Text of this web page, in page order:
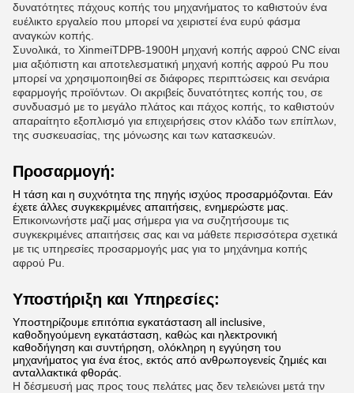
δυνατότητες πάχους κοπής του μηχανήματος το καθιστούν ένα
ευέλικτο εργαλείο που μπορεί να χειριστεί ένα ευρύ φάσμα
αναγκών κοπής.
Συνολικά, το XinmeiTDPB-1900Η μηχανή κοπής αφρού CNC είναι
μια αξιόπιστη και αποτελεσματική μηχανή κοπής αφρού Pu που
μπορεί να χρησιμοποιηθεί σε διάφορες περιπτώσεις και σενάρια
εφαρμογής προϊόντων. Οι ακριβείς δυνατότητες κοπής του, σε
συνδυασμό με το μεγάλο πλάτος και πάχος κοπής, το καθιστούν
απαραίτητο εξοπλισμό για επιχειρήσεις στον κλάδο των επίπλων,
της συσκευασίας, της μόνωσης και των κατασκευών.
Προσαρμογή:
Η τάση και η συχνότητα της πηγής ισχύος προσαρμόζονται. Εάν
έχετε άλλες συγκεκριμένες απαιτήσεις, ενημερώστε μας.
Επικοινωνήστε μαζί μας σήμερα για να συζητήσουμε τις
συγκεκριμένες απαιτήσεις σας και να μάθετε περισσότερα σχετικά
με τις υπηρεσίες προσαρμογής μας για το μηχάνημα κοπής
αφρού Pu.
Υποστήριξη και Υπηρεσίες:
Υποστηρίζουμε επιτόπια εγκατάσταση all inclusive,
καθοδηγούμενη εγκατάσταση, καθώς και ηλεκτρονική
καθοδήγηση και συντήρηση, ολόκληρη η εγγύηση του
μηχανήματος για ένα έτος, εκτός από ανθρωπογενείς ζημιές και
ανταλλακτικά φθοράς.
Η δέσμευσή μας προς τους πελάτες μας δεν τελειώνει μετά την